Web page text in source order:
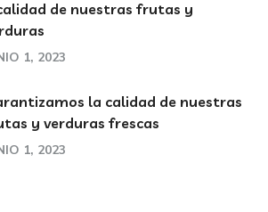
de nuestras frutas y
1, 2023
la calidad de nuestras
y verduras frescas
1, 2023